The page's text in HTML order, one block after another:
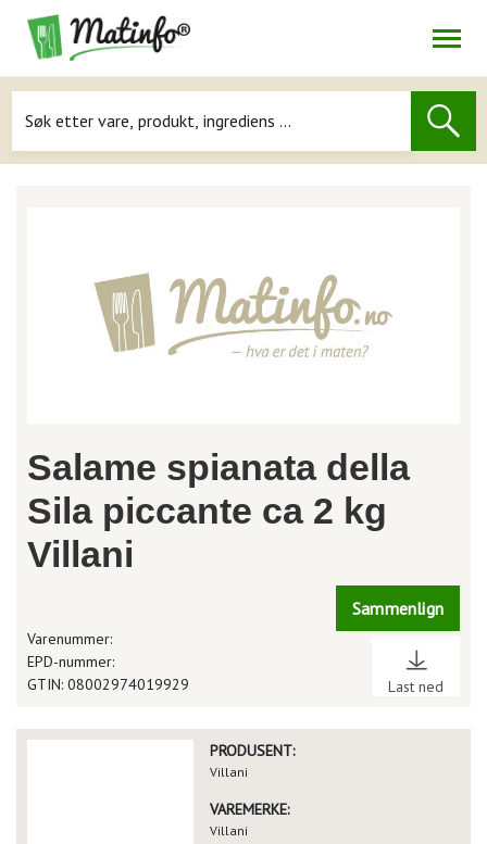
Navigasjon
Salame spianata della
Sila piccante ca 2 kg
Villani
Sammenlign
Last ned
Varenummer:
EPD-nummer:
GTIN: 08002974019929
PRODUSENT:
Villani
VAREMERKE:
Villani